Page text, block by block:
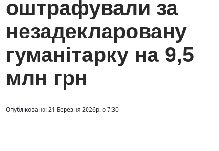
оштрафували за
незадекларовану
гуманітарку на 9,5
млн грн
Опубліковано: 21 Березня 2026р. о 7:30